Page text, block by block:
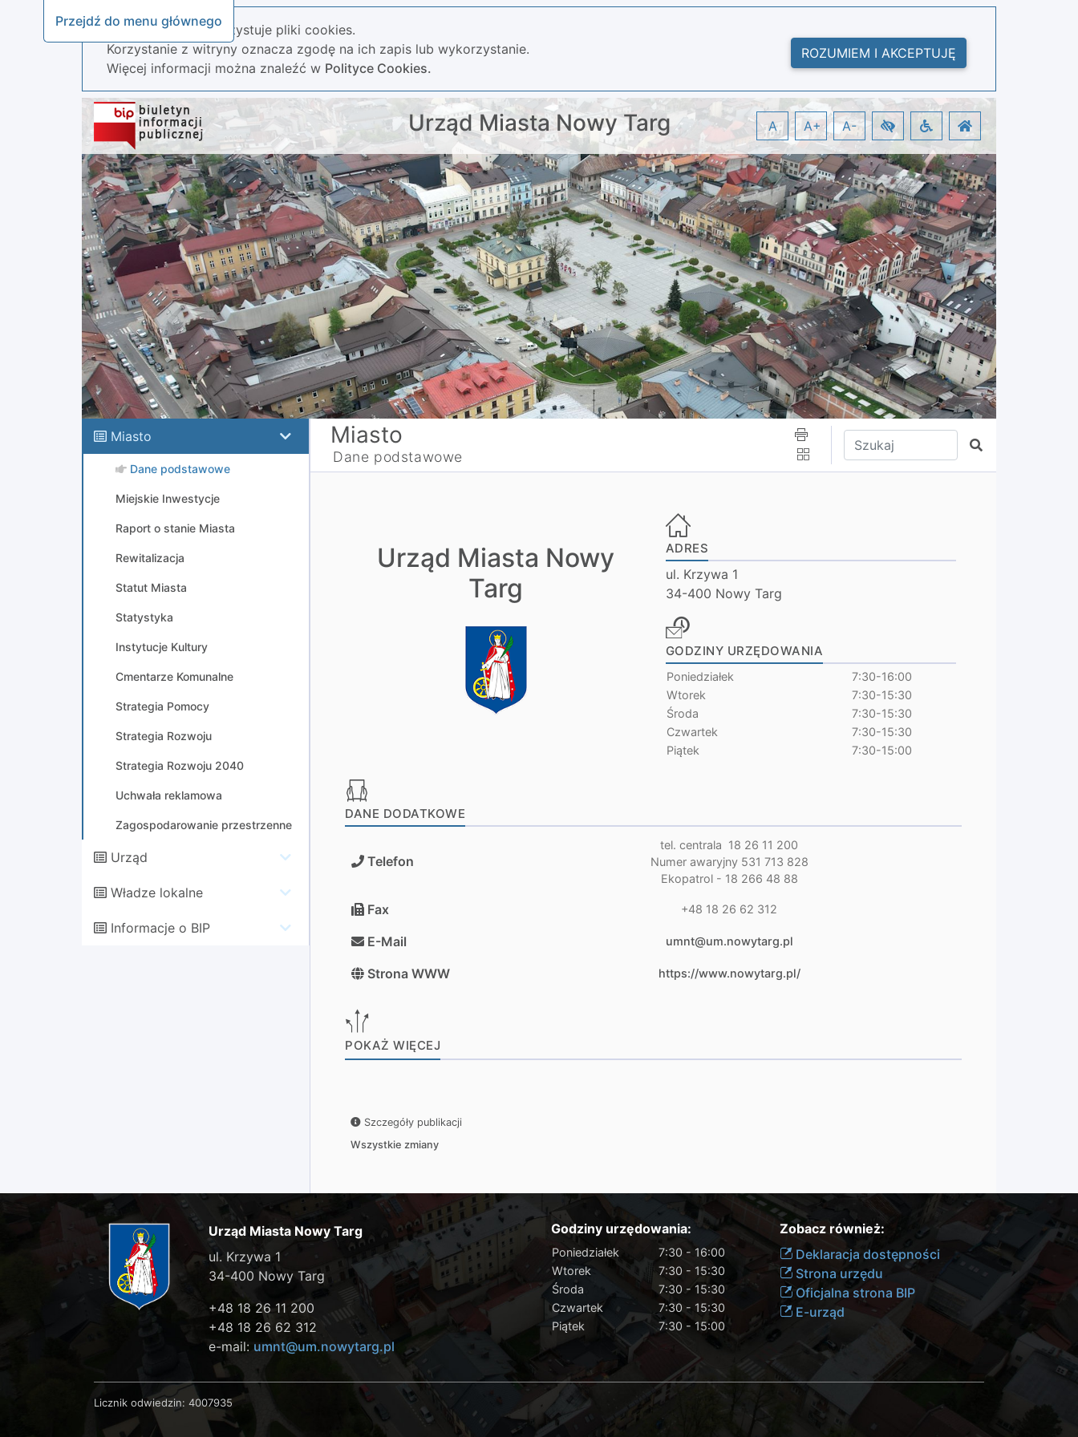
Przejdź do menu głównego
Nasza strona wykorzystuje pliki cookies.
Korzystanie z witryny oznacza zgodę na ich zapis lub wykorzystanie.
Więcej informacji można znaleźć w Polityce Cookies.
ROZUMIEM I AKCEPTUJĘ
Urząd Miasta Nowy Targ A A+ A-
Miasto
Dane podstawowe
Miejskie Inwestycje
Raport o stanie Miasta
Rewitalizacja
Statut Miasta
Statystyka
Instytucje Kultury
Cmentarze Komunalne
Strategia Pomocy
Strategia Rozwoju
Strategia Rozwoju 2040
Uchwała reklamowa
Zagospodarowanie przestrzenne
Urząd
Władze lokalne
Informacje o BIP
Miasto
Dane podstawowe
Wpisz tekst do wyszukania
Szukaj
Urząd Miasta Nowy
Targ
ADRES
ul. Krzywa 1
34-400 Nowy Targ
GODZINY URZĘDOWANIA
Poniedziałek
7:30-16:00
Wtorek
7:30-15:30
Środa
7:30-15:30
Czwartek
7:30-15:30
Piątek
7:30-15:00
DANE DODATKOWE
Telefon
tel. centrala 18 26 11 200
Numer awaryjny 531 713 828
Ekopatrol - 18 266 48 88
Fax +48 18 26 62 312
E-Mail umnt@um.nowytarg.pl
Strona WWW https://www.nowytarg.pl/
POKAŻ WIĘCEJ
Szczegóły publikacji
Wszystkie zmiany
Urząd Miasta Nowy Targ
ul. Krzywa 1
34-400 Nowy Targ
+48 18 26 11 200
+48 18 26 62 312
e-mail: umnt@um.nowytarg.pl
Godziny urzędowania:
Poniedziałek
7:30 - 16:00
Wtorek
7:30 - 15:30
Środa
7:30 - 15:30
Czwartek
7:30 - 15:30
Piątek
7:30 - 15:00
Zobacz również:
Deklaracja dostępności
Strona urzędu
Oficjalna strona BIP
E-urząd
Licznik odwiedzin: 4007935